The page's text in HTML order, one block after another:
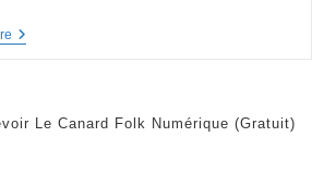
Le
Le Canard Folk Numérique (gratuit)